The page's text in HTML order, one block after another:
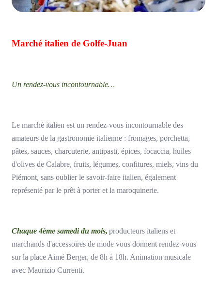
Marché italien de Golfe-Juan
Un rendez-vous incontournable…
Le marché italien est un rendez-vous incontournable des
amateurs de la gastronomie italienne : fromages, porchetta,
pâtes, sauces, charcuterie, antipasti, épices, focaccia, huiles
d'olives de Calabre, fruits, légumes, confitures, miels, vins du
Piémont, sans oublier le savoir-faire italien, également
représenté par le prêt à porter et la maroquinerie.
Chaque 4ème samedi du mois, producteurs italiens et
marchands d'accessoires de mode vous donnent rendez-vous
sur la place Aimé Berger, de 8h à 18h. Animation musicale
avec Maurizio Currenti.